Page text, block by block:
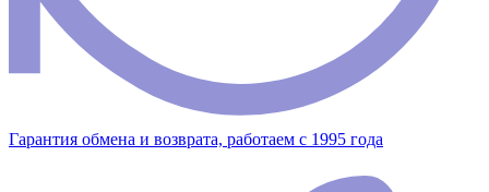
Гарантия обмена и возврата, работаем с 1995 года